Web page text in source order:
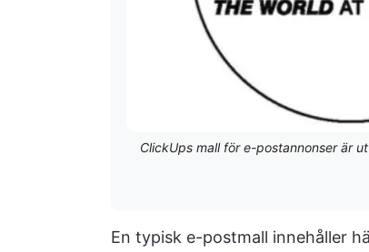
ClickUps mall för e-postannonser är
En typisk e-postmall innehåller